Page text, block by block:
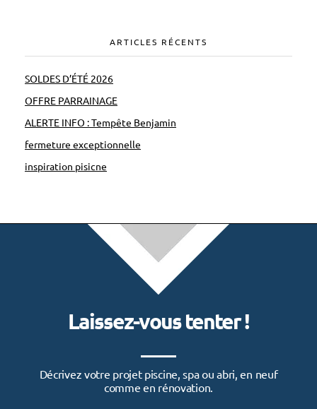
ARTICLES RÉCENTS
SOLDES D’ÉTÉ 2026
OFFRE PARRAINAGE
ALERTE INFO : Tempête Benjamin
fermeture exceptionnelle
inspiration pisicne
Laissez-vous tenter !
Décrivez votre projet piscine, spa ou abri, en neuf
comme en rénovation.